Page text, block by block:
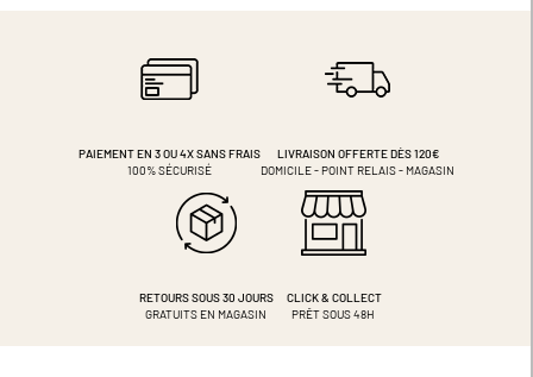
PAIEMENT EN 3 OU 4XSANS FRAIS
100% SÉCURISÉ
LIVRAISON OFFERTE DÈS 120€
DOMICILE - POINT RELAIS - MAGASIN
RETOURS SOUS 30 JOURS
GRATUITS EN MAGASIN
CLICK & COLLECT
PRÊT SOUS 48H